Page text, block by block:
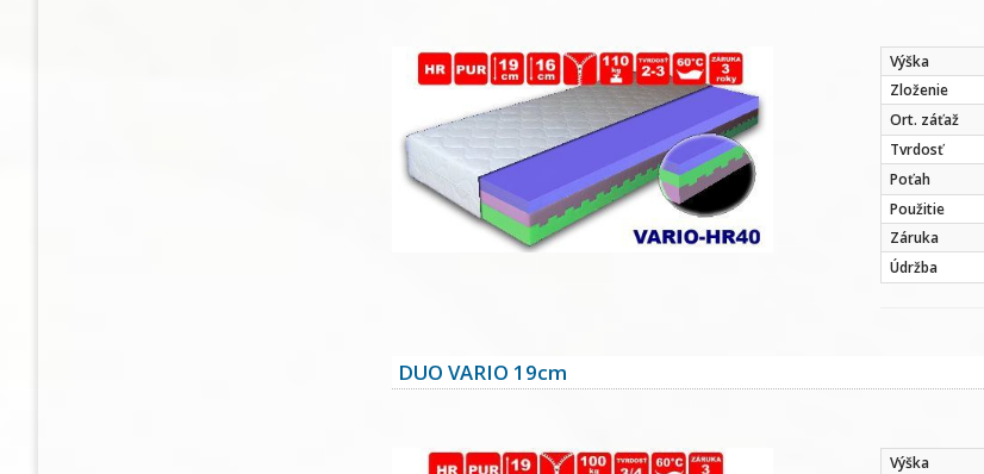
Výška
Zloženie
Ort. záťaž
Tvrdosť
Poťah
Použitie
Záruka
Údržba
DUO VARIO 19cm
Výška